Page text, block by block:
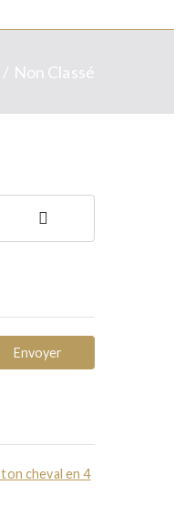
Non Classé
Rechercher
cheval en 4